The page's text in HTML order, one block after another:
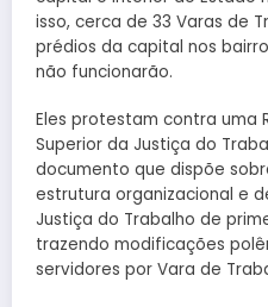
isso, cerca de 33 Varas de
prédios da capital nos
não funcionarão.
Eles protestam contra uma
Superior da Justiça do
documento que dispõe
estrutura organizacional e
Justiça do Trabalho de
trazendo modificações
servidores por Vara de